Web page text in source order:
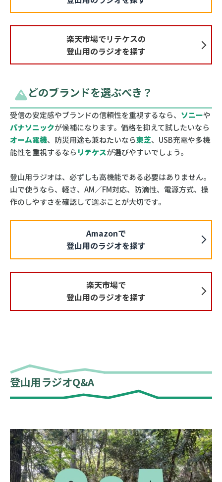
楽天市場でリテケスの
登山用のラジオを探す
どのブランドを選ぶべき？
受信の安定感やブランドの信頼性を重視するなら、 ソニーや
パナソニックが候補になります。価格を抑えて試したいなら
オーム電機、防災用途も兼ねたいなら東芝、USB充電や多機
能性を重視するなら リテケスが選びやすいでしょう。
登山用ラジオは、必ずしも高機能である必要はありません。
山で使うなら、軽さ、AM／FM対応、防滴性、電源方式、操
作のしやすさを確認して選ぶことが大切です。
Amazonで
登山用のラジオを探す
楽天市場で
登山用のラジオを探す
登山用ラジオQ&A